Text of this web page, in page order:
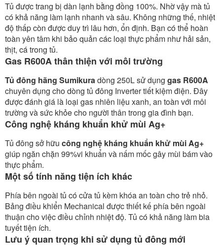
Tủ được trang bị dàn lạnh bằng đồng 100%. Nhờ vậy mà tủ
có khả năng làm lạnh nhanh và sâu. Không những thế, nhiệt
độ thấp còn được duy trì lâu hơn, ổn định. Bạn có thể hoàn
toàn yên tâm khi bảo quản các loại thực phẩm như hải sản,
thịt, cá trong tủ.
Gas R600A thân thiện với môi trường
Tủ đông hãng Sumikuradòng 250L sử dụng gas R600A
chuyên dụng cho dòng tủ đông Inverter tiết kiệm điện. Đây
được đánh giá là loại gas nhiên liệu xanh, an toàn với môi
trường và sức khỏe cho người thân trong gia đình bạn.
Công nghệ kháng khuẩn khử mùi Ag+
Tủ đông sở hữu công nghệ kháng khuẩn khử mùi Ag+
giúp ngăn chặn 99%vi khuẩn và nấm mốc gây mùi bám vào
thực phẩm.
Một số tính năng tiện ích khác
Phía bên ngoài tủ có cửa tủ kèm khóa an toàn cho trẻ nhỏ.
Bảng điều khiển Mechanical được thiết kế phía bên ngoài
thuận cho việc điều chỉnh nhiệt độ. Tủ có khả năng làm bia
tuyết tiện ích.
Lưu ý quan trọng khi sử dụng tủ đông mới